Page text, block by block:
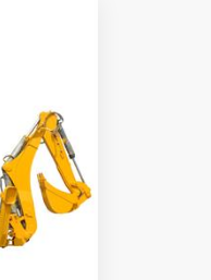
las normas
específicas,
mismo para